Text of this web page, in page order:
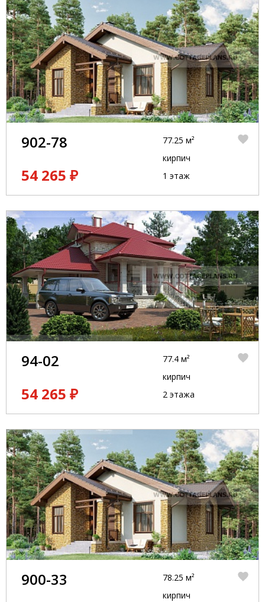
902-78
54 265 ₽
77.25 м²
кирпич
1 этаж
94-02
54 265 ₽
77.4 м²
кирпич
2 этажа
900-33
78.25 м²
кирпич